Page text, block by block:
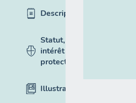
Description
Statut,
intérêt et
protection
Illustrations